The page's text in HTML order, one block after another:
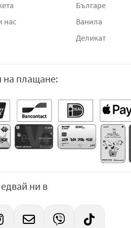
нас
Българе
Ванила
Деликат
на плащане:
ни в